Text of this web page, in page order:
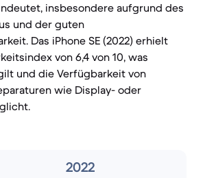
insbesondere aufgrund des
und der guten
Das iPhone SE (2022) erhielt
von 6,4 von 10, was
und die Verfügbarkeit von
wie Display- oder
2022